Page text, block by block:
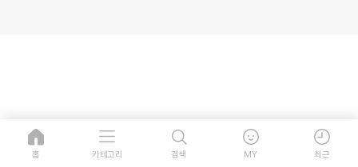
홈 카테고리 검색 MY 최근